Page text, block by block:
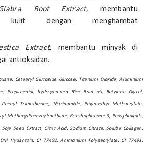
Root Extract, membantu
kulit dengan menghambat
Extract, membantu minyak di
antioksidan.
Cetearyl Glucoside Glucose, Titanium Dioxide, Aluminium
Propanediol, hydrogenated Rice Bran oil, Butylene Glycol,
Trimethicone, Niacinamide, Polymethyl Methacrylate,
Methoxydibenzoylmethane, Benzhophenone-3, Phospholipids,
Seed Extract, Citric Acid, Sodium Citrate, Solube Collagen,
Hydantoin, CI 77492, Ammonium Polyaacrylate, CI 77491,